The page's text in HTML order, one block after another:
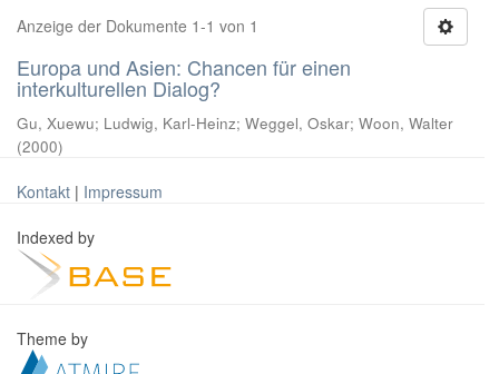
Anzeige der Dokumente 1-1 von 1
Europa und Asien: Chancen für einen
interkulturellen Dialog?
Gu, Xuewu; Ludwig, Karl-Heinz; Weggel, Oskar; Woon, Walter
(2000)
Kontakt | Impressum
Indexed by
Theme by